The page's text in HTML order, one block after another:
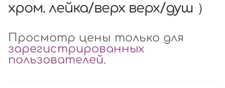
хром. лейка/верх верх/душ ）
Просмотр цены только для
зарегистрированных
пользователей.